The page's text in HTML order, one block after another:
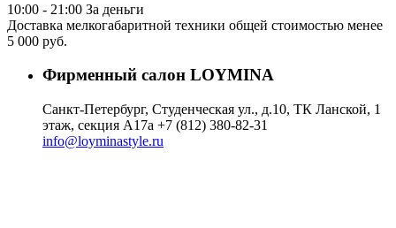
10:00 - 21:00 За деньги
Доставка мелкогабаритной техники общей стоимостью менее
5 000 руб.
Фирменный салон LOYMINA
Санкт-Петербург, Студенческая ул., д.10, ТК Ланской, 1
этаж, секция А17а +7 (812) 380-82-31
info@loyminastyle.ru